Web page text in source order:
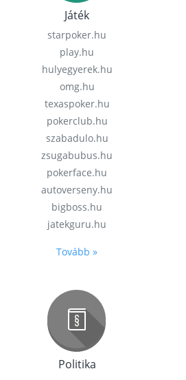
Játék
starpoker.hu
play.hu
hulyegyerek.hu
omg.hu
texaspoker.hu
pokerclub.hu
szabadulo.hu
zsugabubus.hu
pokerface.hu
autoverseny.hu
bigboss.hu
jatekguru.hu
Tovább »
Politika